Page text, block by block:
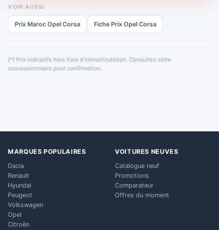
VOIR AUSSI
Prix Maroc Opel Corsa Fiche Prix Opel Corsa
(*) Prix indicatifs hors frais d'immatriculation. Consultez votre
concessionnaire pour confirmation.
MARQUES POPULAIRES
Dacia
Renault
Hyundai
Peugeot
Volkswagen
Opel
Citroën
VOITURES NEUVES
Catalogue neuf
Promotions
Comparateur
Offres du moment